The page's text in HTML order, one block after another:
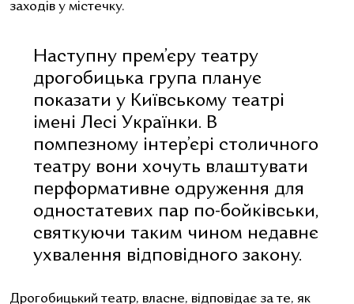
заходів у містечку.
Наступну прем’єру театру
дрогобицька група планує
показати у Київському театрі
імені Лесі Українки. В
помпезному інтер’єрі столичного
театру вони хочуть влаштувати
перформативне одруження для
одностатевих пар по-бойківськи,
святкуючи таким чином недавнє
ухвалення відповідного закону.
Дрогобицький театр, власне, відповідає за те, як